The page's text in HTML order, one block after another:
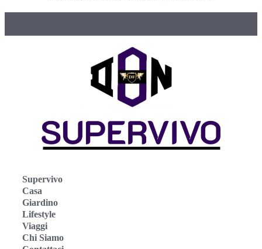
Supervivo
Casa
Giardino
Lifestyle
Viaggi
Chi Siamo